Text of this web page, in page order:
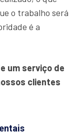
o trabalho será
é a
um serviço de
clientes